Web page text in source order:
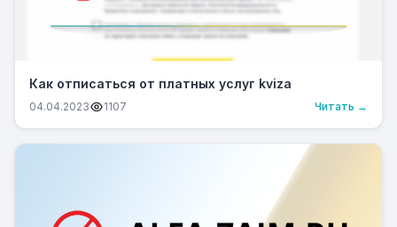
Как отписаться от платных услуг kviza
04.04.2023 1107 Читать →